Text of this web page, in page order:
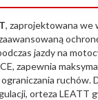
, zaprojektowana we
jazdy na
zapewnia
ruchów.
orteza LEATT